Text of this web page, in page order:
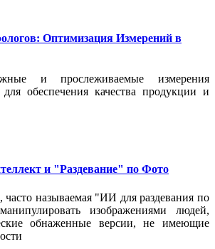
Оптимизация Измерений в
и прослеживаемые измерения
обеспечения качества продукции и
и "Раздевание" по Фото
часто называемая "ИИ для раздевания по
изображениями людей,
обнаженные версии, не имеющие